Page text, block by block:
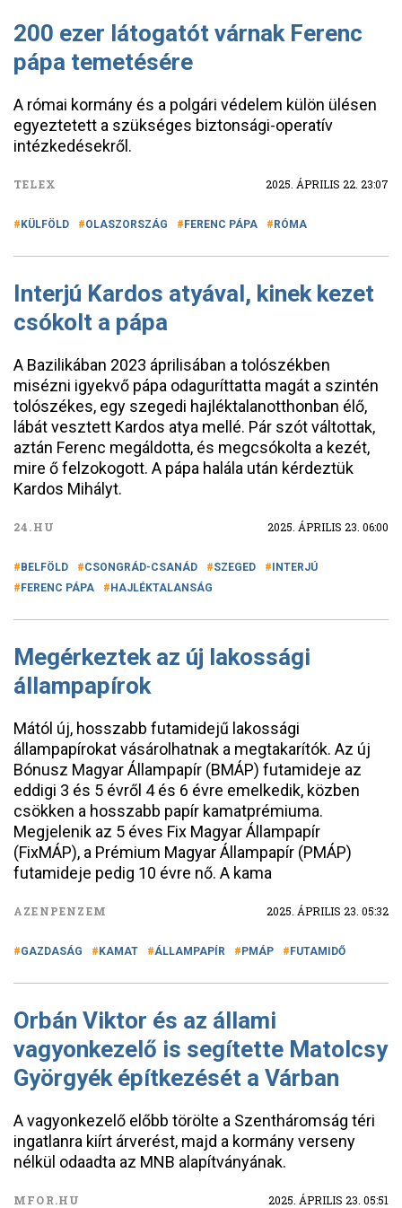
200 ezer látogatót várnak Ferenc
pápa temetésére
A római kormány és a polgári védelem külön ülésen
egyeztetett a szükséges biztonsági-operatív
intézkedésekről.
TELEX 2025. ÁPRILIS 22. 23:07
KÜLFÖLD OLASZORSZÁG FERENC PÁPA RÓMA
Interjú Kardos atyával, kinek kezet
csókolt a pápa
A Bazilikában 2023 áprilisában a tolószékben
misézni igyekvő pápa odaguríttatta magát a szintén
tolószékes, egy szegedi hajléktalanotthonban élő,
lábát vesztett Kardos atya mellé. Pár szót váltottak,
aztán Ferenc megáldotta, és megcsókolta a kezét,
mire ő felzokogott. A pápa halála után kérdeztük
Kardos Mihályt.
24.HU 2025. ÁPRILIS 23. 06:00
BELFÖLD CSONGRÁD-CSANÁD SZEGED
INTERJÚ
FERENC PÁPA
HAJLÉKTALANSÁG
Megérkeztek az új lakossági
állampapírok
Mától új, hosszabb futamidejű lakossági
állampapírokat vásárolhatnak a megtakarítók. Az új
Bónusz Magyar Állampapír (BMÁP) futamideje az
eddigi 3 és 5 évről 4 és 6 évre emelkedik, közben
csökken a hosszabb papír kamatprémiuma.
Megjelenik az 5 éves Fix Magyar Állampapír
(FixMÁP), a Prémium Magyar Állampapír (PMÁP)
futamideje pedig 10 évre nő. A kama
AZENPENZEM 2025. ÁPRILIS 23. 05:32
GAZDASÁG KAMAT ÁLLAMPAPÍR PMÁP FUTAMIDŐ
Orbán Viktor és az állami
vagyonkezelő is segítette Matolcsy
Györgyék építkezését a Várban
A vagyonkezelő előbb törölte a Szentháromság téri
ingatlanra kiírt árverést, majd a kormány verseny
nélkül odaadta az MNB alapítványának.
MFOR.HU 2025. ÁPRILIS 23. 05:51